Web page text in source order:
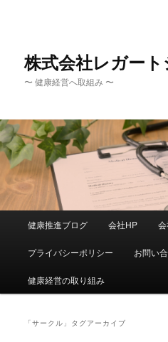
へ
移
動
移
動
株式会社レガー
〜 健康経営へ取組み 〜
ュ
健康推進ブログ 会社HP
プライバシーポリシー お問い
健康経営の取り組み
「サークル 」タグアーカイブ